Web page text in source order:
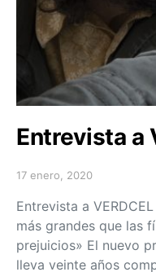
Entrevista a
Posted on
17 enero, 2020
Entrevista a
más grandes que las
prejuicios» El nuevo
lleva veinte años